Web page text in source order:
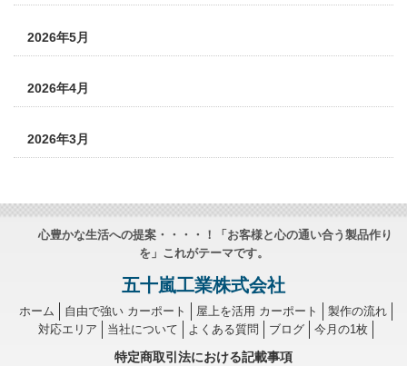
2026年5月
2026年4月
2026年3月
心豊かな生活への提案・・・・！「お客様と心の通い合う製品作り
を」これがテーマです。
五十嵐工業株式会社
ホーム 自由で強い カーポート 屋上を活用 カーポート
製作の流れ
対応エリア
当社について よくある質問 ブログ 今月の1枚
特定商取引法における記載事項